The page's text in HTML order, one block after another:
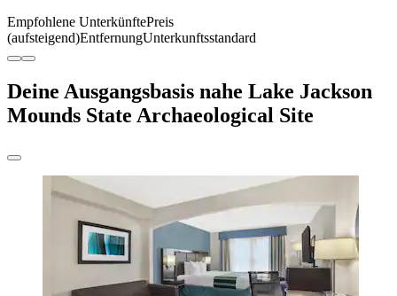
Empfohlene UnterkünftePreis
(aufsteigend)EntfernungUnterkunftsstandard
Deine Ausgangsbasis nahe Lake Jackson
Mounds State Archaeological Site